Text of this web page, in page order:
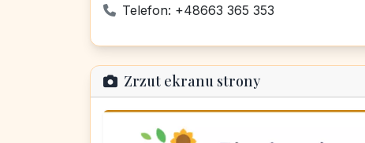
Telefon: +48663 365 353
Zrzut ekranu strony